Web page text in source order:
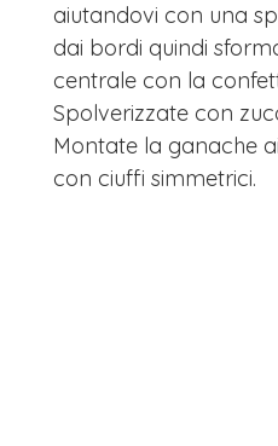
aiutandovi con una
dai bordi quindi
centrale con la
Spolverizzate con
Montate la ganache
con ciuffi simmetrici.